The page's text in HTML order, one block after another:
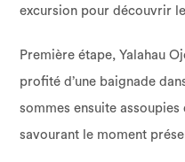
excursion pour découvrir
Première étape, Yalahau
profité d’une baignade
sommes ensuite
savourant le moment